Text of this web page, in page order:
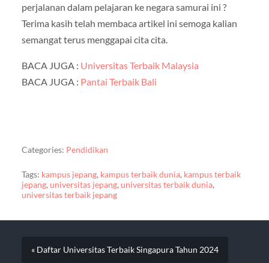
perjalanan dalam pelajaran ke negara samurai ini ?
Terima kasih telah membaca artikel ini semoga kalian
semangat terus menggapai cita cita.
BACA JUGA : Universitas Terbaik Malaysia
BACA JUGA : Pantai Terbaik Bali
Categories: Pendidikan
Tags: kampus jepang, kampus terbaik dunia, kampus terbaik
jepang, universitas jepang, universitas terbaik dunia,
universitas terbaik jepang
« Daftar Universitas Terbaik Singapura Tahun 2024